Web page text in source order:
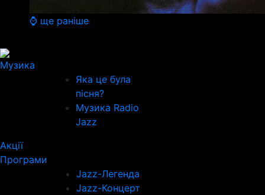
⌚ ще раніше
Музика
Яка це була
пісня?
Музика Radio
Jazz
Акції
Програми
Jazz-Легенда
Jazz-Концерт